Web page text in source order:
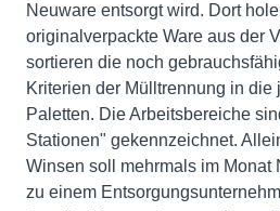
Neuware entsorgt wird. Dort
originalverpackte Ware aus der
sortieren die noch
Kriterien der Mülltrennung in
Paletten. Die Arbeitsbereiche
Stationen" gekennzeichnet.
Winsen soll mehrmals im Monat
zu einem